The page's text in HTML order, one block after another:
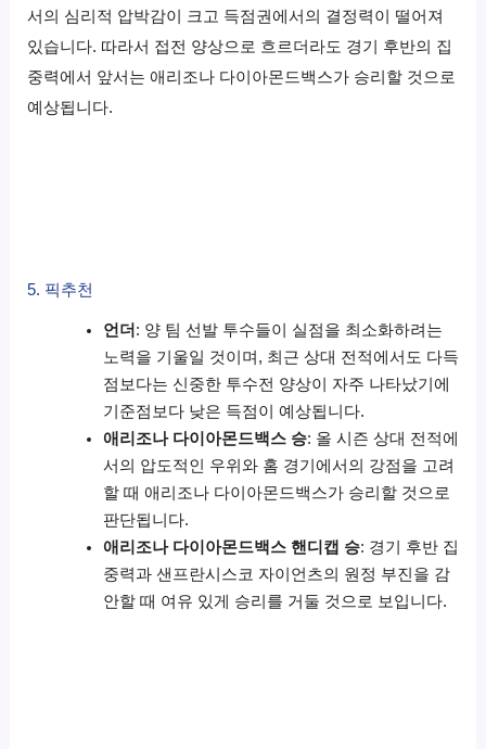
서의 심리적 압박감이 크고 득점권에서의 결정력이 떨어져
있습니다. 따라서 접전 양상으로 흐르더라도 경기 후반의 집
중력에서 앞서는 애리조나 다이아몬드백스가 승리할 것으로
예상됩니다.
5. 픽추천
언더 : 양 팀 선발 투수들이 실점을 최소화하려는
노력을 기울일 것이며, 최근 상대 전적에서도 다득
점보다는 신중한 투수전 양상이 자주 나타났기에
기준점보다 낮은 득점이 예상됩니다.
애리조나 다이아몬드백스 승: 올 시즌 상대 전적에
서의 압도적인 우위와 홈 경기에서의 강점을 고려
할 때 애리조나 다이아몬드백스가 승리할 것으로
판단됩니다.
애리조나 다이아몬드백스 핸디캡 승: 경기 후반 집
중력과 샌프란시스코 자이언츠의 원정 부진을 감
안할 때 여유 있게 승리를 거둘 것으로 보입니다.